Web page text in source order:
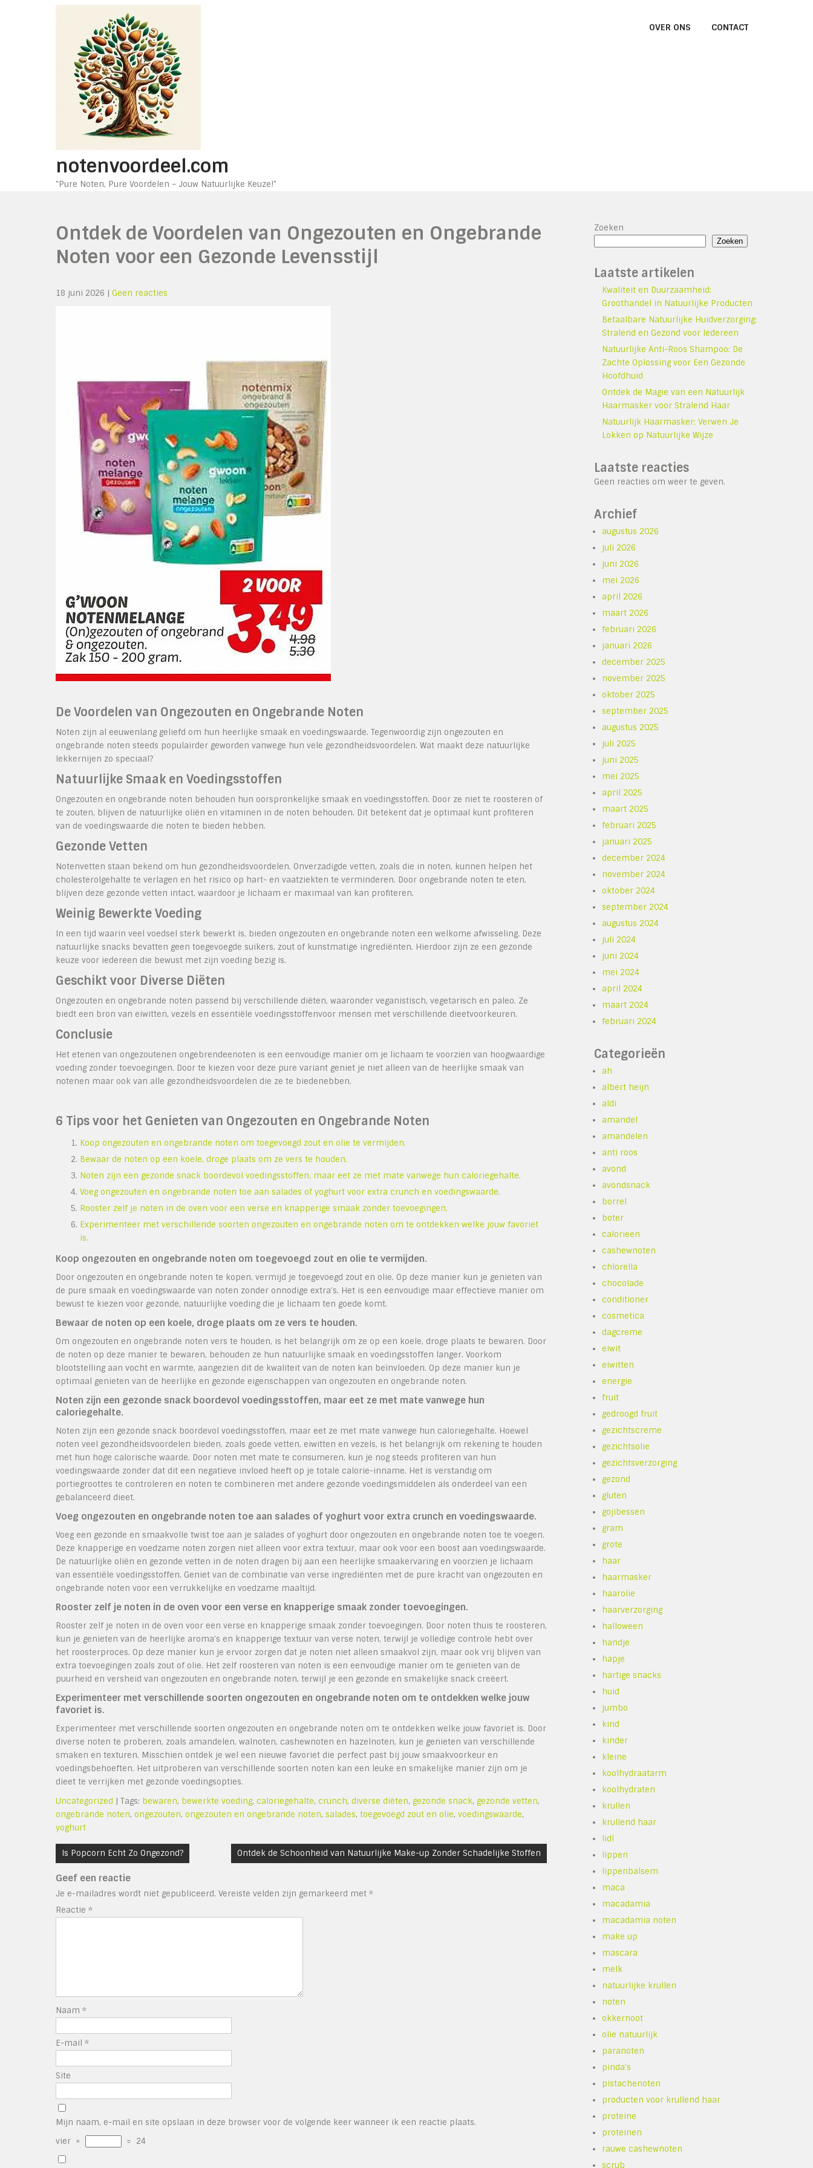
notenvoordeel.com
"Pure Noten, Pure Voordelen – Jouw Natuurlijke Keuze!"
OVER ONS CONTACT
Ontdek de Voordelen van Ongezouten en Ongebrande
Noten voor een Gezonde Levensstijl
18 juni 2026 | Geen reacties
De Voordelen van Ongezouten en Ongebrande Noten
Noten zijn al eeuwenlang geliefd om hun heerlijke smaak en voedingswaarde. Tegenwoordig zijn ongezouten en
ongebrande noten steeds populairder geworden vanwege hun vele gezondheidsvoordelen. Wat maakt deze natuurlijke
lekkernijen zo speciaal?
Natuurlijke Smaak en Voedingsstoffen
Ongezouten en ongebrande noten behouden hun oorspronkelijke smaak en voedingsstoffen. Door ze niet te roosteren of
te zouten, blijven de natuurlijke oliën en vitaminen in de noten behouden. Dit betekent dat je optimaal kunt profiteren
van de voedingswaarde die noten te bieden hebben.
Gezonde Vetten
Notenvetten staan bekend om hun gezondheidsvoordelen. Onverzadigde vetten, zoals die in noten, kunnen helpen het
cholesterolgehalte te verlagen en het risico op hart- en vaatziekten te verminderen. Door ongebrande noten te eten,
blijven deze gezonde vetten intact, waardoor je lichaam er maximaal van kan profiteren.
Weinig Bewerkte Voeding
In een tijd waarin veel voedsel sterk bewerkt is, bieden ongezouten en ongebrande noten een welkome afwisseling. Deze
natuurlijke snacks bevatten geen toegevoegde suikers, zout of kunstmatige ingrediënten. Hierdoor zijn ze een gezonde
keuze voor iedereen die bewust met zijn voeding bezig is.
Geschikt voor Diverse Diëten
Ongezouten en ongebrande noten passend bij verschillende diëten, waaronder veganistisch, vegetarisch en paleo. Ze
biedt een bron van eiwitten, vezels en essentiële voedingsstoffenvoor mensen met verschillende dieetvoorkeuren.
Conclusie
Het etenen van ongezoutenen ongebrendeenoten is een eenvoudige manier om je lichaam te voorzien van hoogwaardige
voeding zonder toevoegingen. Door te kiezen voor deze pure variant geniet je niet alleen van de heerlijke smaak van
notenen maar ook van alle gezondheidsvoordelen die ze te biedenebben.
6 Tips voor het Genieten van Ongezouten en Ongebrande Noten
Koop ongezouten en ongebrande noten om toegevoegd zout en olie te vermijden.
Bewaar de noten op een koele, droge plaats om ze vers te houden.
Noten zijn een gezonde snack boordevol voedingsstoffen, maar eet ze met mate vanwege hun caloriegehalte.
Voeg ongezouten en ongebrande noten toe aan salades of yoghurt voor extra crunch en voedingswaarde.
Rooster zelf je noten in de oven voor een verse en knapperige smaak zonder toevoegingen.
Experimenteer met verschillende soorten ongezouten en ongebrande noten om te ontdekken welke jouw favoriet
is.
Koop ongezouten en ongebrande noten om toegevoegd zout en olie te vermijden.
Door ongezouten en ongebrande noten te kopen, vermijd je toegevoegd zout en olie. Op deze manier kun je genieten van
de pure smaak en voedingswaarde van noten zonder onnodige extra’s. Het is een eenvoudige maar effectieve manier om
bewust te kiezen voor gezonde, natuurlijke voeding die je lichaam ten goede komt.
Bewaar de noten op een koele, droge plaats om ze vers te houden.
Om ongezouten en ongebrande noten vers te houden, is het belangrijk om ze op een koele, droge plaats te bewaren. Door
de noten op deze manier te bewaren, behouden ze hun natuurlijke smaak en voedingsstoffen langer. Voorkom
blootstelling aan vocht en warmte, aangezien dit de kwaliteit van de noten kan beïnvloeden. Op deze manier kun je
optimaal genieten van de heerlijke en gezonde eigenschappen van ongezouten en ongebrande noten.
Noten zijn een gezonde snack boordevol voedingsstoffen, maar eet ze met mate vanwege hun
caloriegehalte.
Noten zijn een gezonde snack boordevol voedingsstoffen, maar eet ze met mate vanwege hun caloriegehalte. Hoewel
noten veel gezondheidsvoordelen bieden, zoals goede vetten, eiwitten en vezels, is het belangrijk om rekening te houden
met hun hoge calorische waarde. Door noten met mate te consumeren, kun je nog steeds profiteren van hun
voedingswaarde zonder dat dit een negatieve invloed heeft op je totale calorie-inname. Het is verstandig om
portiegroottes te controleren en noten te combineren met andere gezonde voedingsmiddelen als onderdeel van een
gebalanceerd dieet.
Voeg ongezouten en ongebrande noten toe aan salades of yoghurt voor extra crunch en voedingswaarde.
Voeg een gezonde en smaakvolle twist toe aan je salades of yoghurt door ongezouten en ongebrande noten toe te voegen.
Deze knapperige en voedzame noten zorgen niet alleen voor extra textuur, maar ook voor een boost aan voedingswaarde.
De natuurlijke oliën en gezonde vetten in de noten dragen bij aan een heerlijke smaakervaring en voorzien je lichaam
van essentiële voedingsstoffen. Geniet van de combinatie van verse ingrediënten met de pure kracht van ongezouten en
ongebrande noten voor een verrukkelijke en voedzame maaltijd.
Rooster zelf je noten in de oven voor een verse en knapperige smaak zonder toevoegingen.
Rooster zelf je noten in de oven voor een verse en knapperige smaak zonder toevoegingen. Door noten thuis te roosteren,
kun je genieten van de heerlijke aroma’s en knapperige textuur van verse noten, terwijl je volledige controle hebt over
het roosterproces. Op deze manier kun je ervoor zorgen dat je noten niet alleen smaakvol zijn, maar ook vrij blijven van
extra toevoegingen zoals zout of olie. Het zelf roosteren van noten is een eenvoudige manier om te genieten van de
puurheid en versheid van ongezouten en ongebrande noten, terwijl je een gezonde en smakelijke snack creëert.
Experimenteer met verschillende soorten ongezouten en ongebrande noten om te ontdekken welke jouw
favoriet is.
Experimenteer met verschillende soorten ongezouten en ongebrande noten om te ontdekken welke jouw favoriet is. Door
diverse noten te proberen, zoals amandelen, walnoten, cashewnoten en hazelnoten, kun je genieten van verschillende
smaken en texturen. Misschien ontdek je wel een nieuwe favoriet die perfect past bij jouw smaakvoorkeur en
voedingsbehoeften. Het uitproberen van verschillende soorten noten kan een leuke en smakelijke manier zijn om je
dieet te verrijken met gezonde voedingsopties.
Uncategorized | Tags: bewaren, bewerkte voeding, caloriegehalte, crunch, diverse diëten, gezonde snack, gezonde vetten,
ongebrande noten, ongezouten, ongezouten en ongebrande noten, salades, toegevoegd zout en olie, voedingswaarde,
yoghurt
Bericht
navigatie
Is Popcorn Echt Zo Ongezond? Ontdek de Schoonheid van Natuurlijke Make-up Zonder Schadelijke Stoffen
Geef een reactie
Je e-mailadres wordt niet gepubliceerd. Vereiste velden zijn gemarkeerd met *
Reactie *
Naam *
E-mail *
Site
Mijn naam, e-mail en site opslaan in deze browser voor de volgende keer wanneer ik een reactie plaats.
vier × = 24
Zoeken
Zoeken
Laatste artikelen
Kwaliteit en Duurzaamheid:
Groothandel in Natuurlijke Producten
Betaalbare Natuurlijke Huidverzorging:
Stralend en Gezond voor Iedereen
Natuurlijke Anti-Roos Shampoo: De
Zachte Oplossing voor Een Gezonde
Hoofdhuid
Ontdek de Magie van een Natuurlijk
Haarmasker voor Stralend Haar
Natuurlijk Haarmasker: Verwen Je
Lokken op Natuurlijke Wijze
Laatste reacties
Geen reacties om weer te geven.
Archief
augustus 2026
juli 2026
juni 2026
mei 2026
april 2026
maart 2026
februari 2026
januari 2026
december 2025
november 2025
oktober 2025
september 2025
augustus 2025
juli 2025
juni 2025
mei 2025
april 2025
maart 2025
februari 2025
januari 2025
december 2024
november 2024
oktober 2024
september 2024
augustus 2024
juli 2024
juni 2024
mei 2024
april 2024
maart 2024
februari 2024
Categorieën
ah
albert heijn
aldi
amandel
amandelen
anti roos
avond
avondsnack
borrel
boter
calorieen
cashewnoten
chlorella
chocolade
conditioner
cosmetica
dagcreme
eiwit
eiwitten
energie
fruit
gedroogd fruit
gezichtscreme
gezichtsolie
gezichtsverzorging
gezond
gluten
gojibessen
gram
grote
haar
haarmasker
haarolie
haarverzorging
halloween
handje
hapje
hartige snacks
huid
jumbo
kind
kinder
kleine
koolhydraatarm
koolhydraten
krullen
krullend haar
lidl
lippen
lippenbalsem
maca
macadamia
macadamia noten
make up
mascara
melk
natuurlijke krullen
noten
okkernoot
olie natuurlijk
paranoten
pinda's
pistachenoten
producten voor krullend haar
proteine
proteinen
rauwe cashewnoten
scrub